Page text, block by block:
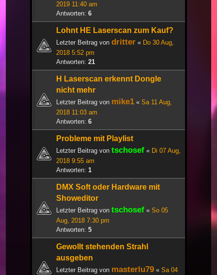
2019 11:40 am
Antworten: 6
Lohnt HE Laserscan zum Kauf?
Letzter Beitrag von dritter « Do 30 Aug,
2018 5:52 pm
Antworten: 21
H Laserscan erkennt Dongle
nicht mehr
Letzter Beitrag von mike1 « Sa 11 Aug,
2018 11:03 am
Antworten: 6
Probleme mit Playlist
Letzter Beitrag von tschosef « Di 07 Aug,
2018 9:55 am
Antworten: 1
DMX Soft oder Hardware mit
Showeditor
Letzter Beitrag von tschosef « So 05
Aug, 2018 7:30 pm
Antworten: 5
Gewollt stehenden Strahl
ausgeben
Letzter Beitrag von masterlu79 « Sa 04